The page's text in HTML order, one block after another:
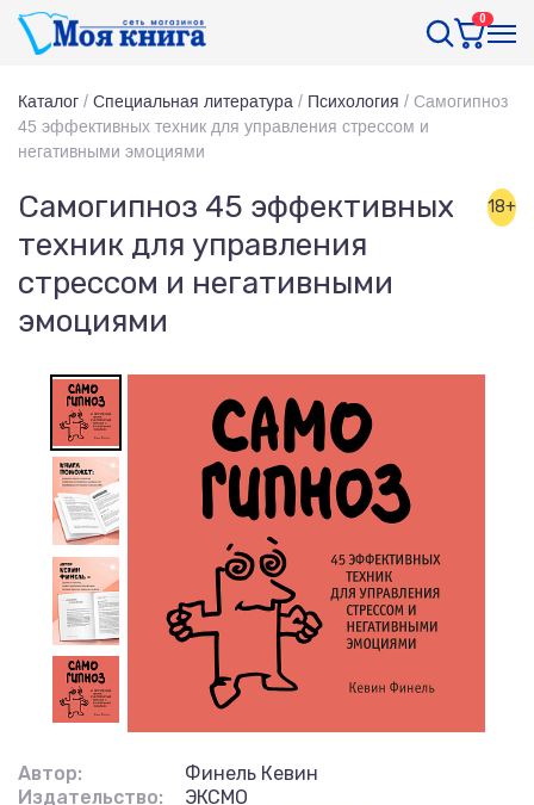
0
Каталог / Специальная литература / Психология / Самогипноз
45 эффективных техник для управления стрессом и
негативными эмоциями
Самогипноз 45 эффективных
техник для управления
стрессом и негативными
эмоциями
18+
Автор:
Финель Кевин
Издательство:
ЭКСМО